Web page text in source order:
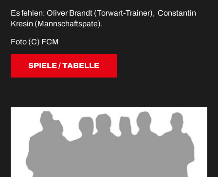
Es fehlen: Oliver Brandt (Torwart-Trainer), Constantin
Kresin (Mannschaftspate).
Foto (C) FCM
SPIELE / TABELLE